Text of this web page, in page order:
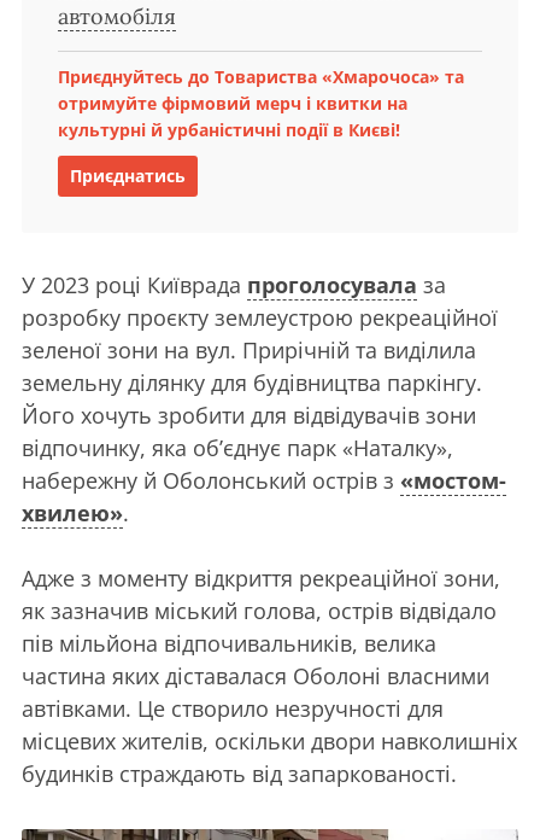
автомобіля
Приєднуйтесь до Товариства «Хмарочоса» та
отримуйте фірмовий мерч і квитки на
культурні й урбаністичні події в Києві!
Приєднатись
У 2023 році Київрада проголосувала за
розробку проєкту землеустрою рекреаційної
зеленої зони на вул. Прирічній та виділила
земельну ділянку для будівництва паркінгу.
Його хочуть зробити для відвідувачів зони
відпочинку, яка об’єднує парк «Наталку»,
набережну й Оболонський острів з «мостом-
хвилею».
Адже з моменту відкриття рекреаційної зони,
як зазначив міський голова, острів відвідало
пів мільйона відпочивальників, велика
частина яких діставалася Оболоні власними
автівками. Це створило незручності для
місцевих жителів, оскільки двори навколишніх
будинків страждають від запаркованості.